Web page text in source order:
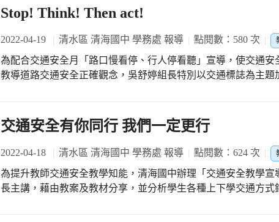
老化」，感謝長青學苑學員共同參與，更感謝郭教授今天所帶來
世界。一節課下來，學生沈浸在虛擬空間中，體認天涯若比鄰的便捷。 李
出，喜歡逛藝術展和美術館的人有福了，隨著科技發達和各展館
久的未來，不只可以到場觀看實體展覽，還可以在智慧型手機及
或延伸學習。若想一覽世界各地藝術家個展，下載 GOXR 虛擬
自感受元宇宙的魅力。
Stop! Think! Then act!
2022-04-19 清水區 清海國中 學務處 報導 點閱數：580 次
為配合交通安全月「路口慢看停、行人停看聽」宣導，使交通安
教導道路交通安全正確觀念，吳舒婷組長特別以交通標誌為主題
交通安全有你同行 我們一定更行
2022-04-18 清水區 清海國中 學務處 報導 點閱數：624 次
為提升教師交通安全教學知能，清海國中辦理「交通安全教學宣
長主講，藉由教案及教材分享，並分析學生各種上下學交通方式